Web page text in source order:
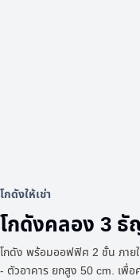
โกดังให้เช่า
โกดังคลอง 3
โกดัง พร้อมออฟฟิศ 2 ชั้น ภาย
- ตัวอาคาร ยกสูง 50 cm. เพื่อ